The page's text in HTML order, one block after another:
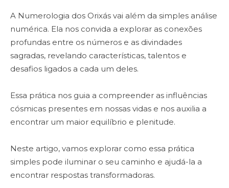
A Numerologia dos Orixás vai além da simples análise
numérica. Ela nos convida a explorar as conexões
profundas entre os números e as divindades
sagradas, revelando características, talentos e
desafios ligados a cada um deles.
Essa prática nos guia a compreender as influências
cósmicas presentes em nossas vidas e nos auxilia a
encontrar um maior equilíbrio e plenitude.
Neste artigo, vamos explorar como essa prática
simples pode iluminar o seu caminho e ajudá-la a
encontrar respostas transformadoras.